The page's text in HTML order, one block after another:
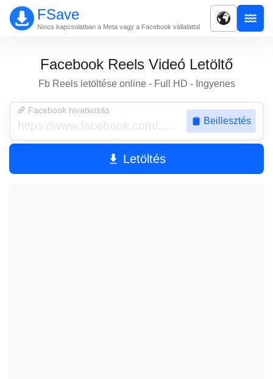
FSave
Nincs kapcsolatban a Meta vagy a Facebook vállalattal
Facebook Reels Videó Letöltő
Fb Reels letöltése online - Full HD - Ingyenes
Facebook hivatkozás
Beillesztés
Letöltés